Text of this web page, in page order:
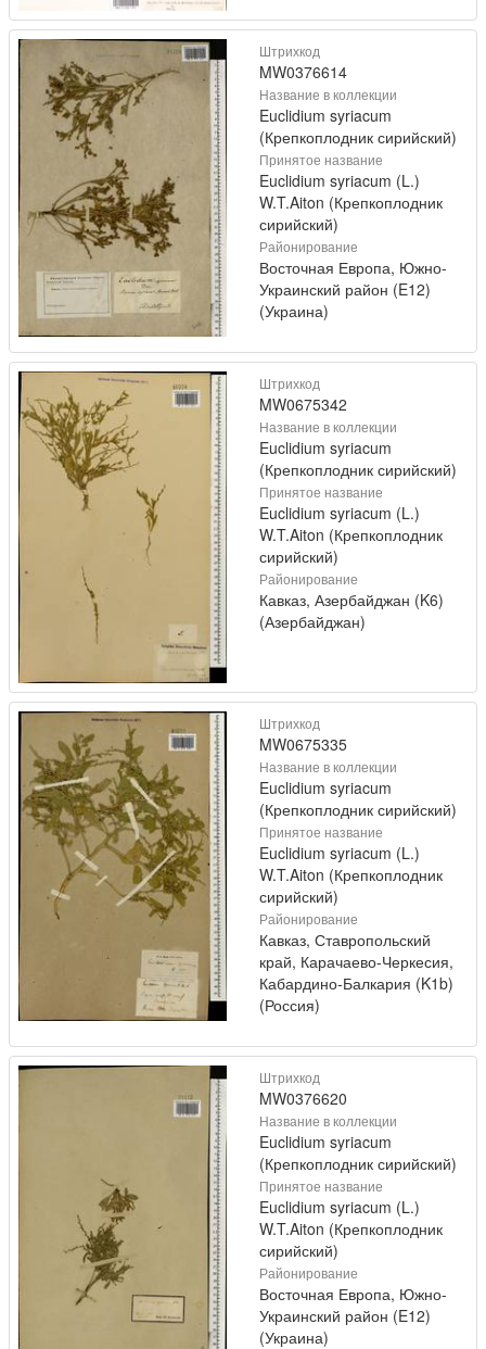
Штрихкод
MW0376614
Название в коллекции
Euclidium syriacum
(Крепкоплодник сирийский)
Принятое название
Euclidium syriacum (L.)
W.T.Aiton (Крепкоплодник
сирийский)
Районирование
Восточная Европа, Южно-
Украинский район (E12)
(Украина)
Штрихкод
MW0675342
Название в коллекции
Euclidium syriacum
(Крепкоплодник сирийский)
Принятое название
Euclidium syriacum (L.)
W.T.Aiton (Крепкоплодник
сирийский)
Районирование
Кавказ, Азербайджан (K6)
(Азербайджан)
Штрихкод
MW0675335
Название в коллекции
Euclidium syriacum
(Крепкоплодник сирийский)
Принятое название
Euclidium syriacum (L.)
W.T.Aiton (Крепкоплодник
сирийский)
Районирование
Кавказ, Ставропольский
край, Карачаево-Черкесия,
Кабардино-Балкария (K1b)
(Россия)
Штрихкод
MW0376620
Название в коллекции
Euclidium syriacum
(Крепкоплодник сирийский)
Принятое название
Euclidium syriacum (L.)
W.T.Aiton (Крепкоплодник
сирийский)
Районирование
Восточная Европа, Южно-
Украинский район (E12)
(Украина)